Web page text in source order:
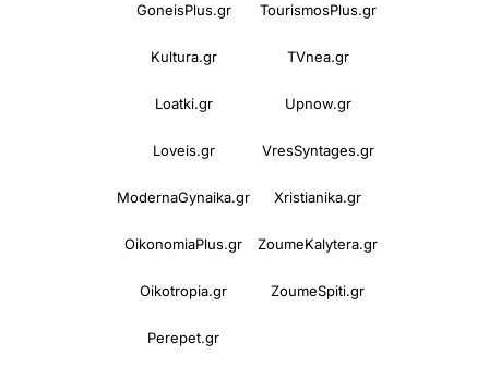
GoneisPlus.gr TourismosPlus.gr
Kultura.gr TVnea.gr
Loatki.gr Upnow.gr
Loveis.gr VresSyntages.gr
ModernaGynaika.gr Xristianika.gr
OikonomiaPlus.gr ZoumeKalytera.gr
Oikotropia.gr ZoumeSpiti.gr
Perepet.gr